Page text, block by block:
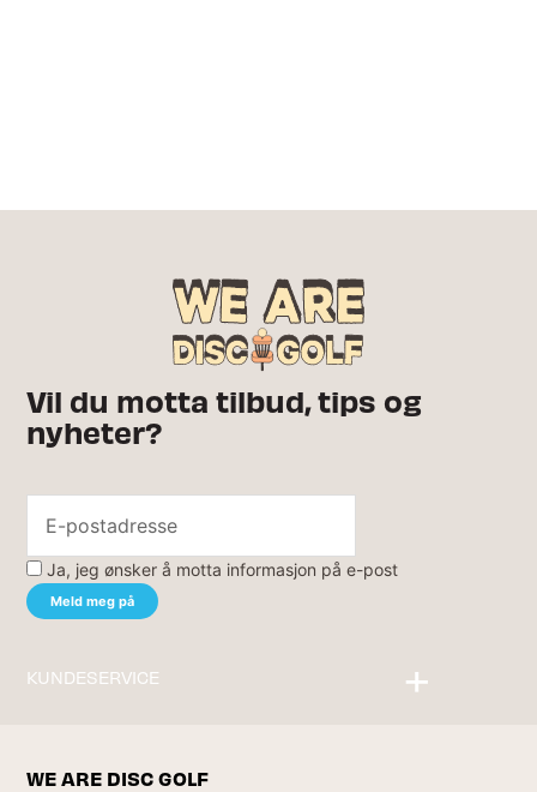
Vil du motta tilbud, tips og
nyheter?
Ja, jeg ønsker å motta informasjon på e-post
KUNDESERVICE
WE ARE DISC GOLF